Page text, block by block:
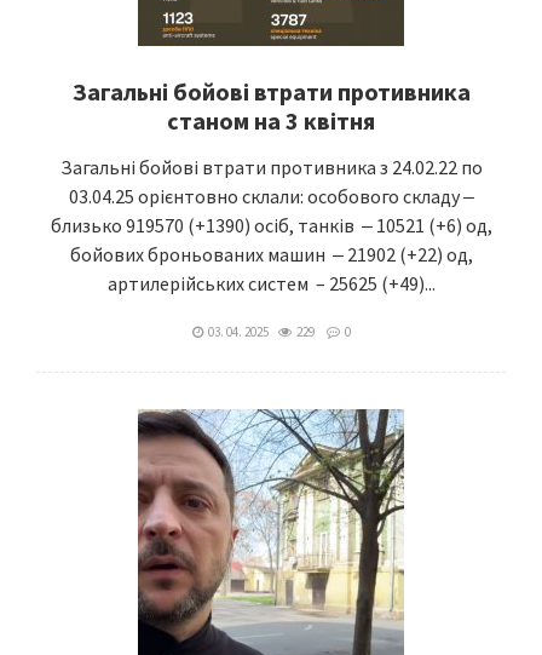
Загальні бойові втрати противника
станом на 3 квітня
Загальні бойові втрати противника з 24.02.22 по
03.04.25 орієнтовно склали: особового складу ‒
близько 919570 (+1390) осіб, танків ‒ 10521 (+6) од,
бойових броньованих машин ‒ 21902 (+22) од,
артилерійських систем – 25625 (+49)...
03. 04. 2025 229 0